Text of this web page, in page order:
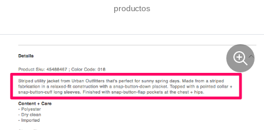
productos